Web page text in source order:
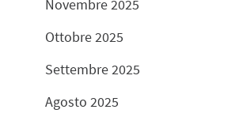
Novembre 2025
Ottobre 2025
Settembre 2025
Agosto 2025